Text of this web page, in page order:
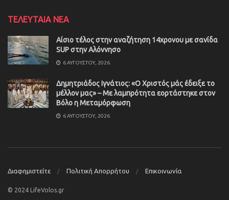
ΤΕΛΕΥΤΑΙΑ ΝΕΑ
Αίσιο τέλος στην αναζήτηση 14χρονου με σανίδα
SUP στην Αλόννησο
6 ΑΥΓΟΎΣΤΟΥ, 2026
Δημητριάδος Ιγνάτιος: «Ο Χριστός μάς έδειξε το
μέλλον μας» – Με λαμπρότητα εορτάστηκε στον
Βόλο η Μεταμόρφωση
6 ΑΥΓΟΎΣΤΟΥ, 2026
Διαφημιστείτε Πολιτική Απορρήτου Επικοινωνία
© 2024 LifeVolos.gr